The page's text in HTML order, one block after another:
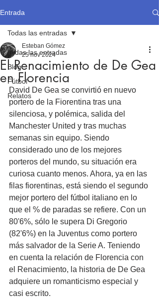
Entrada
Todas las entradas
Blog
Fútbol
Relatos
Todas las entradas
El Renacimiento de De Gea
en Florencia
Esteban Gómez
25 nov 2024
David De Gea se convirtió en nuevo
portero de la Fiorentina tras una
silenciosa, y polémica, salida del
Manchester United y tras muchas
semanas sin equipo. Siendo
considerado uno de los mejores
porteros del mundo, su situación era
curiosa cuanto menos. Ahora, ya en las
filas fiorentinas, está siendo el segundo
mejor portero del fútbol italiano en lo
que el % de paradas se refiere. Con un
80'6%, sólo le supera Di Gregorio
(82'6%) en la Juventus como portero
más salvador de la Serie A. Teniendo
en cuenta la relación de Florencia con
el Renacimiento, la historia de De Gea
adquiere un romanticismo especial y
casi escrito.